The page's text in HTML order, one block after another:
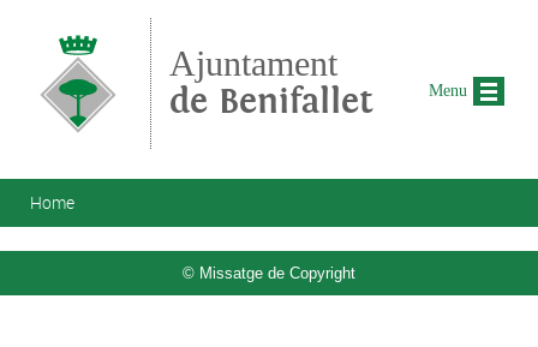
Ajuntament
de Benifallet
You are here
Home
© Missatge de Copyright
Menu